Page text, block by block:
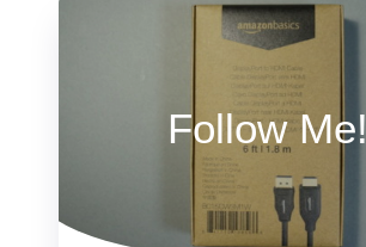
Follow Me!